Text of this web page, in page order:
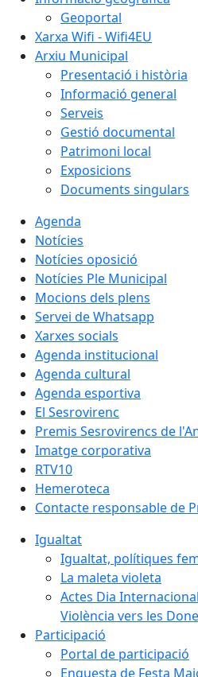
Geoportal
Xarxa Wifi - Wifi4EU
Arxiu Municipal
Presentació i història
Informació general
Serveis
Gestió documental
Patrimoni local
Exposicions
Documents singulars
Agenda
Notícies
Notícies oposició
Notícies Ple Municipal
Mocions dels plens
Servei de Whatsapp
Xarxes socials
Agenda institucional
Agenda cultural
Agenda esportiva
El Sesrovirenc
Premis Sesrovirencs de
Imatge corporativa
RTV10
Hemeroteca
Contacte responsable de
Igualtat
Igualtat, polítiques
La maleta violeta
Actes Dia
Violència vers les
Participació
Portal de participació
Enquesta de Festa